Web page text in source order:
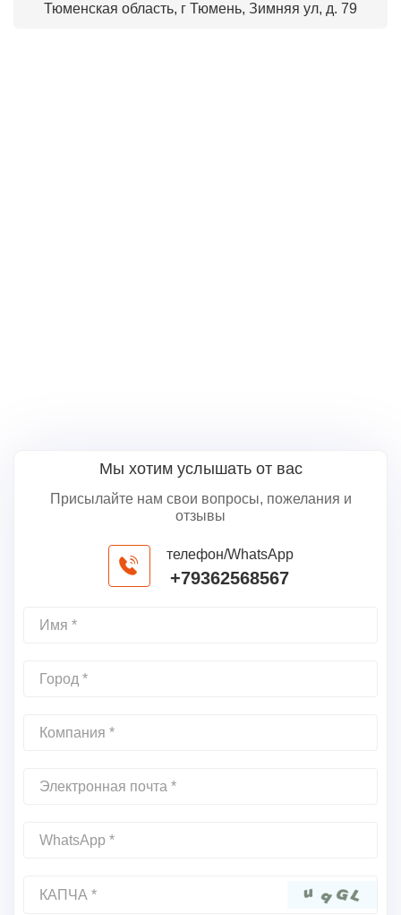
Тюменская область, г Тюмень, Зимняя ул, д. 79
Мы хотим услышать от вас
Присылайте нам свои вопросы, пожелания и
отзывы
телефон/WhatsApp
+79362568567